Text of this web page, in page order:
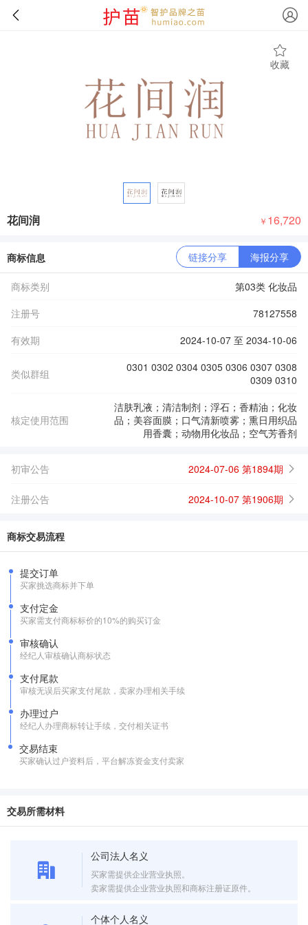
收藏
花间润 ￥ 16,720
商标信息 链接分享 海报分享
商标类别
第03类 化妆品
注册号
78127558
有效期
2024-10-07 至 2034-10-06
类似群组
0301 0302 0304 0305 0306 0307 0308
0309 0310
核定使用范围
洁肤乳液；清洁制剂；浮石；香精油；化妆
品；美容面膜；口气清新喷雾；熏日用织品
用香囊；动物用化妆品；空气芳香剂
初审公告 2024-07-06 第1894期
注册公告 2024-10-07 第1906期
商标交易流程
提交订单
买家挑选商标并下单
支付定金
买家需支付商标标价的10%的购买订金
审核确认
经纪人审核确认商标状态
支付尾款
审核无误后买家支付尾款，卖家办理相关手续
办理过户
经纪人办理商标转让手续，交付相关证书
交易结束
买家确认过户资料后，平台解冻资金支付卖家
交易所需材料
公司法人名义
买家需提供企业营业执照。
卖家需提供企业营业执照和商标注册证原件。
个体个人名义